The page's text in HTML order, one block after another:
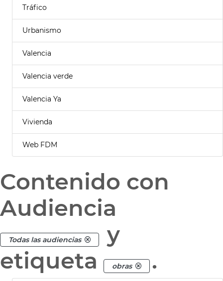
Tráfico
Urbanismo
Valencia
Valencia verde
Valencia Ya
Vivienda
Web FDM
Contenido con
Audiencia
Todas las audiencias
y
etiqueta
obras .